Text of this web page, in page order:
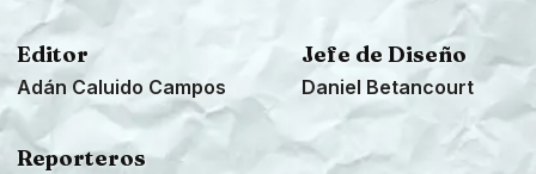
Editor
Adán Caluido Campos
Jefe de Diseño
Daniel Betancourt
Reporteros